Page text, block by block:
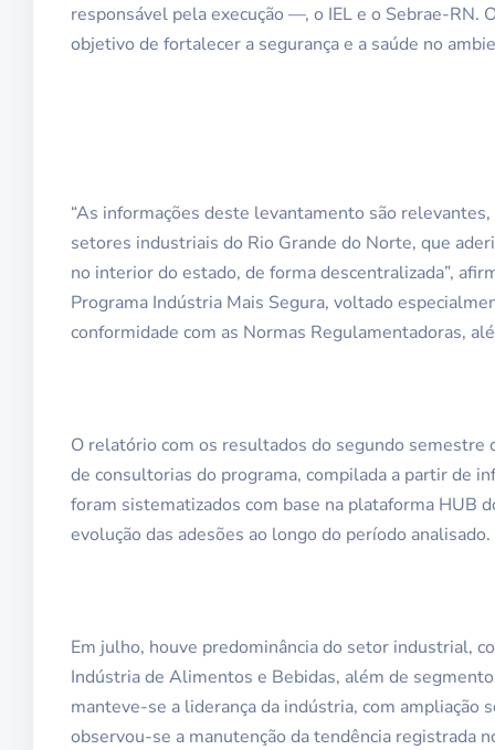
responsável pela execução —, o IEL e o Sebrae-RN.
objetivo de fortalecer a segurança e a saúde no
“As informações deste levantamento são
setores industriais do Rio Grande do Norte, que
no interior do estado, de forma descentralizada”,
Programa Indústria Mais Segura, voltado
conformidade com as Normas Regulamentadoras,
O relatório com os resultados do segundo
de consultorias do programa, compilada a partir de
foram sistematizados com base na plataforma HUB
evolução das adesões ao longo do período analisado.
Em julho, houve predominância do setor industrial,
Indústria de Alimentos e Bebidas, além de
manteve-se a liderança da indústria, com
observou-se a manutenção da tendência registrada